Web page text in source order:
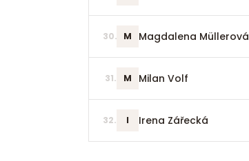
30. M Magdalena Müllerová
31. M Milan Volf
32. I Irena Zářecká